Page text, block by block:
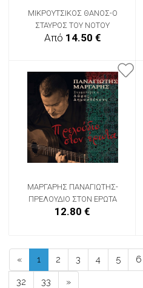
ΜΙΚΡΟΥΤΣΙΚΟΣ ΘΑΝΟΣ-Ο
ΣΤΑΥΡΟΣ ΤΟΥ ΝΟΤΟΥ
Από 14.50 €
ΜΑΡΓΑΡΗΣ ΠΑΝΑΓΙΩΤΗΣ-
ΠΡΕΛΟΥΔΙΟ ΣΤΟΝ ΕΡΩΤΑ
12.80 €
« 1 2 3 4 5 6
32 33 »